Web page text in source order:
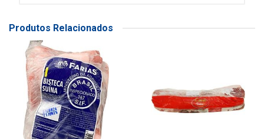
Produtos Relacionados